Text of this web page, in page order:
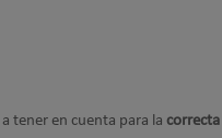
tener en cuenta para la correcta